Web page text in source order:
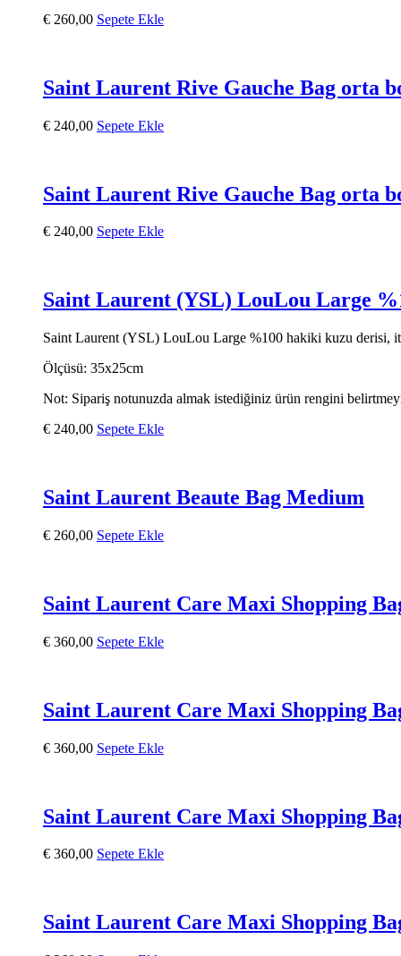
€ 260,00 Sepete Ekle
Saint Laurent Rive Gauche Bag orta
€ 240,00 Sepete Ekle
Saint Laurent Rive Gauche Bag orta
€ 240,00 Sepete Ekle
Saint Laurent (YSL) LouLou Large
Saint Laurent (YSL) LouLou Large %100 hakiki kuzu derisi,
Ölçüsü: 35x25cm
Not: Sipariş notunuzda almak istediğiniz ürün rengini
€ 240,00 Sepete Ekle
Saint Laurent Beaute Bag Medium
€ 260,00 Sepete Ekle
Saint Laurent Care Maxi Shopping
€ 360,00 Sepete Ekle
Saint Laurent Care Maxi Shopping
€ 360,00 Sepete Ekle
Saint Laurent Care Maxi Shopping
€ 360,00 Sepete Ekle
Saint Laurent Care Maxi Shopping